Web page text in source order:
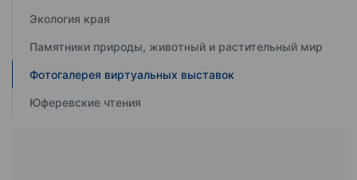
Экология края
Памятники природы, животный и растительный мир
Фотогалерея виртуальных выставок
Юферевские чтения